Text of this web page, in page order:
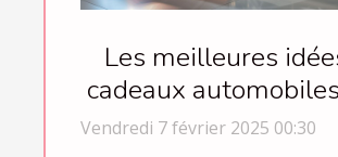
Les meilleures
cadeaux
chaque occasion
Vendredi 7 février 2025 00:30